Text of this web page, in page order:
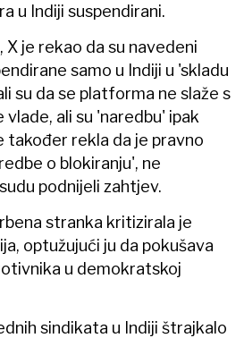
u Indiji suspendirani.
X je rekao da su navedeni
samo u Indiji u 'skladu
su da se platforma ne slaže s
ali su 'naredbu' ipak
također rekla da je pravno
o blokiranju', ne
podnijeli zahtjev.
stranka kritizirala je
optužujući ju da pokušava
u demokratskoj
sindikata u Indiji štrajkalo